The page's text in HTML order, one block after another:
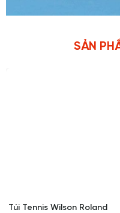
SẢN
Túi Tennis Wilson Roland